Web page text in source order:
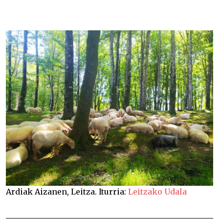
Ardiak Aizanen, Leitza. Iturria: Leitzako Udala